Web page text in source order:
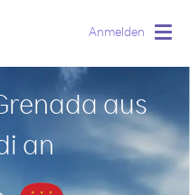
Anmelden
aus
an